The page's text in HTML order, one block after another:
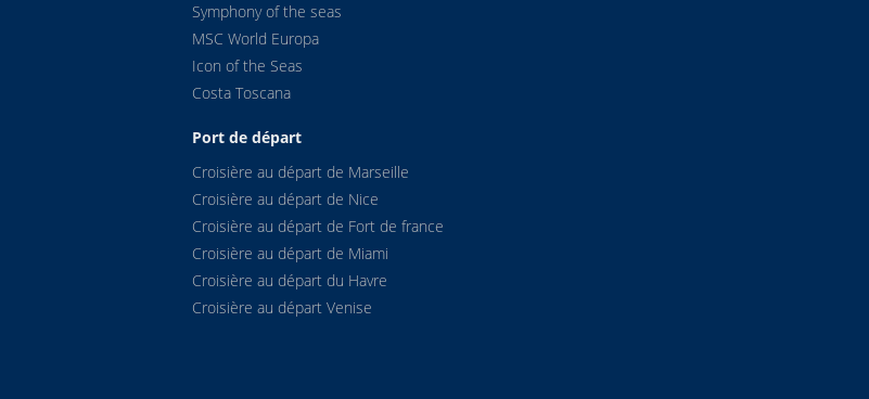
Symphony of the seas
MSC World Europa
Icon of the Seas
Costa Toscana
Port de départ
Croisière au départ de Marseille
Croisière au départ de Nice
Croisière au départ de Fort de france
Croisière au départ de Miami
Croisière au départ du Havre
Croisière au départ Venise